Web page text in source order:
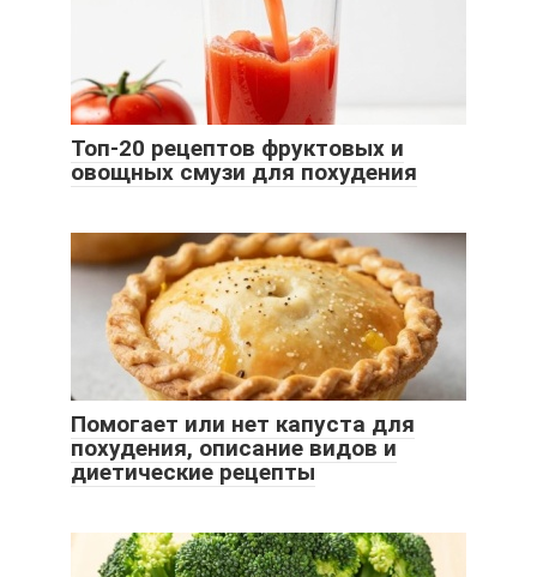
Топ-20 рецептов фруктовых и
овощных смузи для похудения
Помогает или нет капуста для
похудения, описание видов и
диетические рецепты